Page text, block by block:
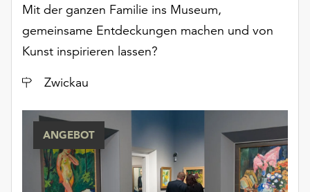
Möchten
Sie
die
Cookies
erreichen
Einstellungen
Mit der ganzen Familie ins Museum,
gemeinsame Entdeckungen machen und von
Kunst inspirieren lassen?
Ort
Zwickau
ANGEBOT